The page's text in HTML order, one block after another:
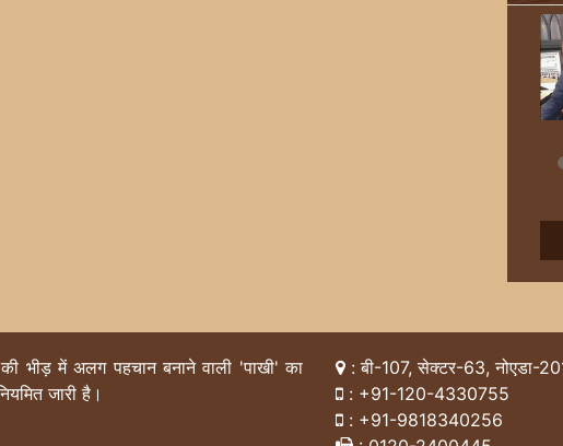
की भीड़ में अलग पहचान बनाने वाली 'पाखी' का
जारी है।
: बी-107, सेक्टर-63, नोएडा-
: +91-120-4330755
: +91-9818340256